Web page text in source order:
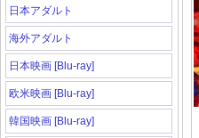
日本アダルト
海外アダルト
日本映画 [Blu-ray]
欧米映画 [Blu-ray]
韓国映画 [Blu-ray]